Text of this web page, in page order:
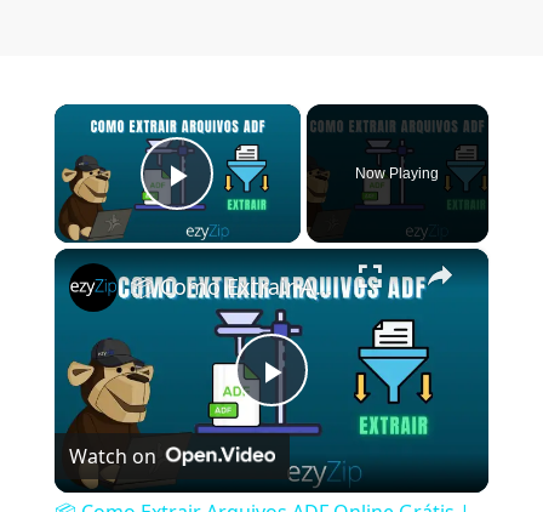
×
Play Video
Now Playing
×
Play Video
📦 Como Extrair Arquivos ADF Online Grátis | Sem Necessidade de Instalação de Software
Watch on